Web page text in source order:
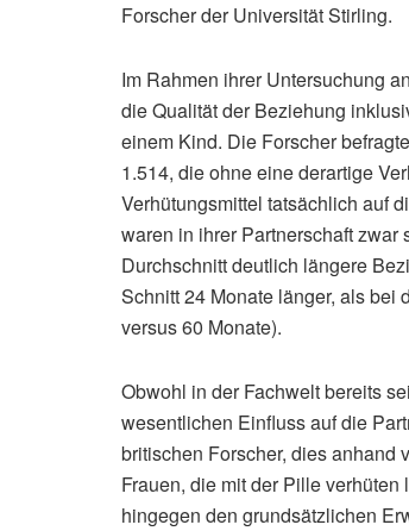
Forscher der Universität Stirling.
Im Rahmen ihrer Untersuchung
die Qualität der Beziehung
einem Kind. Die Forscher
1.514, die ohne eine derartige
Verhütungsmittel tatsächlich auf
waren in ihrer Partnerschaft
Durchschnitt deutlich längere
Schnitt 24 Monate länger, als bei
versus 60 Monate).
Obwohl in der Fachwelt bereits
wesentlichen Einfluss auf die
britischen Forscher, dies anhand
Frauen, die mit der Pille
hingegen den grundsätzlichen